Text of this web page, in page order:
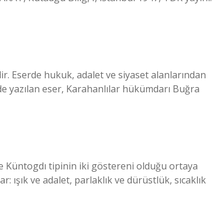
Eserde hukuk, adalet ve siyaset alanlarından
eser, Karahanlılar hükümdarı Buğra
Küntogdı tipinin iki göstereni olduğu ortaya
ışık ve adalet, parlaklık ve dürüstlük, sıcaklık